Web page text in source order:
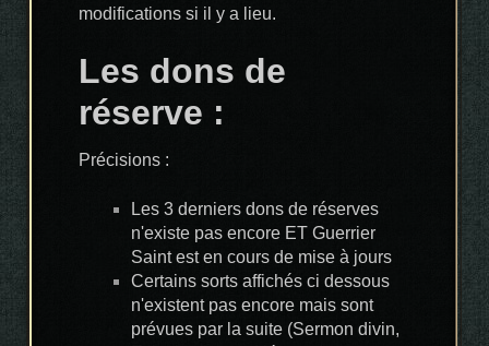
modifications si il y a lieu.
Les dons de
réserve :
Précisions :
Les 3 derniers dons de réserves
n'existe pas encore ET Guerrier
Saint est en cours de mise à jours
Certains sorts affichés ci dessous
n'existent pas encore mais sont
prévues par la suite (Sermon divin,